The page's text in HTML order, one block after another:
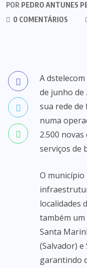
POR PEDRO ANTUNES
0 COMENTÁRIOS
A
de junho de
sua rede de
numa
2.500
serviços de
O município
localidades
também
Santa
(Salvador)
garantindo